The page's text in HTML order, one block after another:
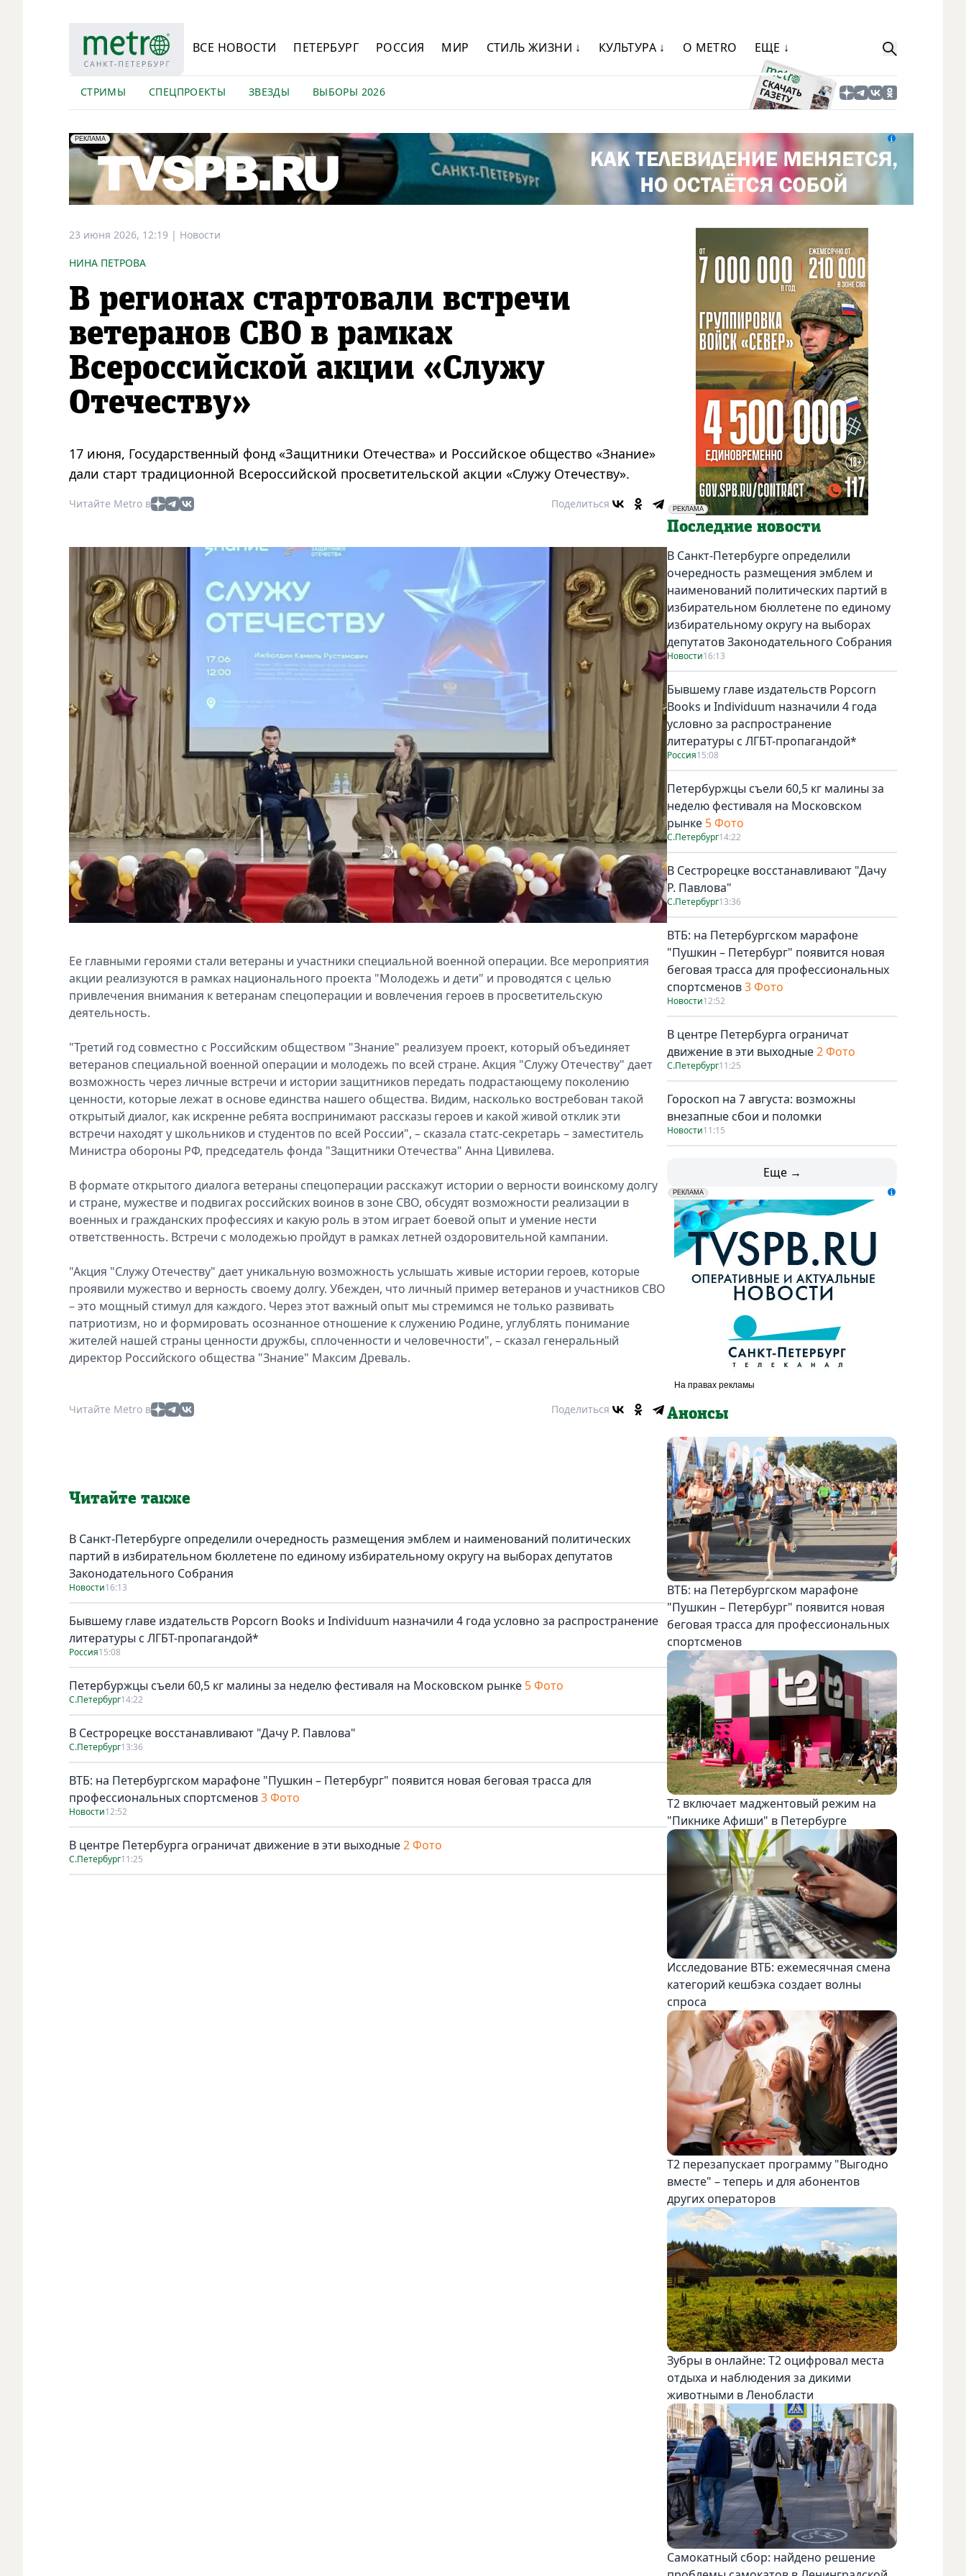
ВСЕ НОВОСТИ ПЕТЕРБУРГ РОССИЯ МИР СТИЛЬ ЖИЗНИ ↓ КУЛЬТУРА ↓ О METRO ЕЩЕ ↓
СТРИМЫ СПЕЦПРОЕКТЫ ЗВЕЗДЫ ВЫБОРЫ 2026
erid: LdtCK5Efv
РЕКЛАМА
АО "ГАТР", ИНН: 7841320717
23 июня 2026, 12:19 | Новости
НИНА ПЕТРОВА
В регионах стартовали встречи
ветеранов СВО в рамках
Всероссийской акции «Служу
Отечеству»
17 июня, Государственный фонд «Защитники Отечества» и Российское общество «Знание»
дали старт традиционной Всероссийской просветительской акции «Служу Отечеству».
Читайте Metro в Поделиться
Ее главными героями стали ветераны и участники специальной военной операции. Все мероприятия
акции реализуются в рамках национального проекта "Молодежь и дети" и проводятся с целью
привлечения внимания к ветеранам спецоперации и вовлечения героев в просветительскую
деятельность.
"Третий год совместно с Российским обществом "Знание" реализуем проект, который объединяет
ветеранов специальной военной операции и молодежь по всей стране. Акция "Служу Отечеству" дает
возможность через личные встречи и истории защитников передать подрастающему поколению
ценности, которые лежат в основе единства нашего общества. Видим, насколько востребован такой
открытый диалог, как искренне ребята воспринимают рассказы героев и какой живой отклик эти
встречи находят у школьников и студентов по всей России", – сказала статс-секретарь – заместитель
Министра обороны РФ, председатель фонда "Защитники Отечества" Анна Цивилева.
В формате открытого диалога ветераны спецоперации расскажут истории о верности воинскому долгу
и стране, мужестве и подвигах российских воинов в зоне СВО, обсудят возможности реализации в
военных и гражданских профессиях и какую роль в этом играет боевой опыт и умение нести
ответственность. Встречи с молодежью пройдут в рамках летней оздоровительной кампании.
"Акция "Служу Отечеству" дает уникальную возможность услышать живые истории героев, которые
проявили мужество и верность своему долгу. Убежден, что личный пример ветеранов и участников СВО
– это мощный стимул для каждого. Через этот важный опыт мы стремимся не только развивать
патриотизм, но и формировать осознанное отношение к служению Родине, углублять понимание
жителей нашей страны ценности дружбы, сплоченности и человечности", – сказал генеральный
директор Российского общества "Знание" Максим Древаль.
Читайте Metro в Поделиться
Читайте также
В Санкт-Петербурге определили очередность размещения эмблем и наименований политических
партий в избирательном бюллетене по единому избирательному округу на выборах депутатов
Законодательного Собрания
Новости16:13
Бывшему главе издательств Popcorn Books и Individuum назначили 4 года условно за распространение
литературы с ЛГБТ-пропагандой*
Россия15:08
Петербуржцы съели 60,5 кг малины за неделю фестиваля на Московском рынке 5 Фото
С.Петербург14:22
В Сестрорецке восстанавливают "Дачу Р. Павлова"
С.Петербург13:36
ВТБ: на Петербургском марафоне "Пушкин – Петербург" появится новая беговая трасса для
профессиональных спортсменов3 Фото
Новости12:52
В центре Петербурга ограничат движение в эти выходные2 Фото
С.Петербург11:25
РЕКЛАМА
Социальная реклама
Последние новости
В Санкт-Петербурге определили
очередность размещения эмблем и
наименований политических партий в
избирательном бюллетене по единому
избирательному округу на выборах
депутатов Законодательного Собрания
Новости16:13
Бывшему главе издательств Popcorn
Books и Individuum назначили 4 года
условно за распространение
литературы с ЛГБТ-пропагандой*
Россия15:08
Петербуржцы съели 60,5 кг малины за
неделю фестиваля на Московском
рынке 5 Фото
С.Петербург14:22
В Сестрорецке восстанавливают "Дачу
Р. Павлова"
С.Петербург13:36
ВТБ: на Петербургском марафоне
"Пушкин – Петербург" появится новая
беговая трасса для профессиональных
спортсменов3 Фото
Новости12:52
В центре Петербурга ограничат
движение в эти выходные2 Фото
С.Петербург11:25
Гороскоп на 7 августа: возможны
внезапные сбои и поломки
Новости11:15
Еще →
erid: LdtCK5udn
РЕКЛАМА
АО "ГАТР", ИНН: 7841320717
Анонсы
ВТБ: на Петербургском марафоне
"Пушкин – Петербург" появится новая
беговая трасса для профессиональных
спортсменов
Т2 включает маджентовый режим на
"Пикнике Афиши" в Петербурге
Исследование ВТБ: ежемесячная смена
категорий кешбэка создает волны
спроса
Т2 перезапускает программу "Выгодно
вместе" – теперь и для абонентов
других операторов
Зубры в онлайне: Т2 оцифровал места
отдыха и наблюдения за дикими
животными в Ленобласти
Самокатный сбор: найдено решение